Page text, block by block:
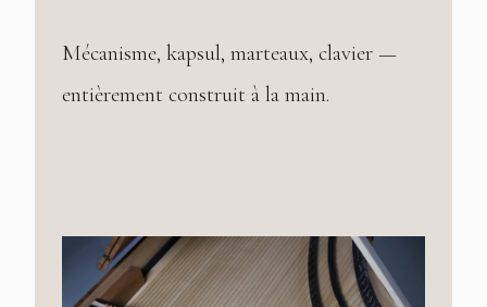
Mécanisme, kapsul, marteaux, clavier —
entièrement construit à la main.